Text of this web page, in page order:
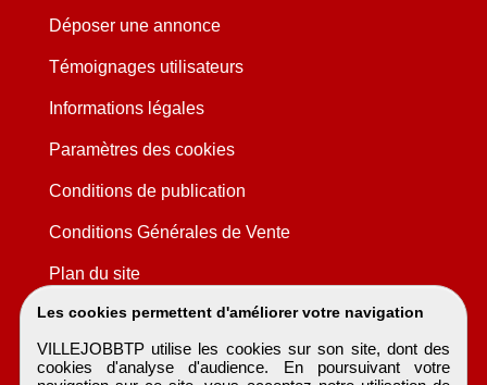
Les cookies permettent d'améliorer votre navigation
VILLEJOBBTP utilise les cookies sur son site, dont des
cookies d'analyse d'audience. En poursuivant votre
Déposer une annonce
Témoignages utilisateurs
Informations légales
Paramètres des cookies
Conditions de publication
Conditions Générales de Vente
Plan du site